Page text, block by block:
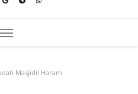
Masjidil Haram